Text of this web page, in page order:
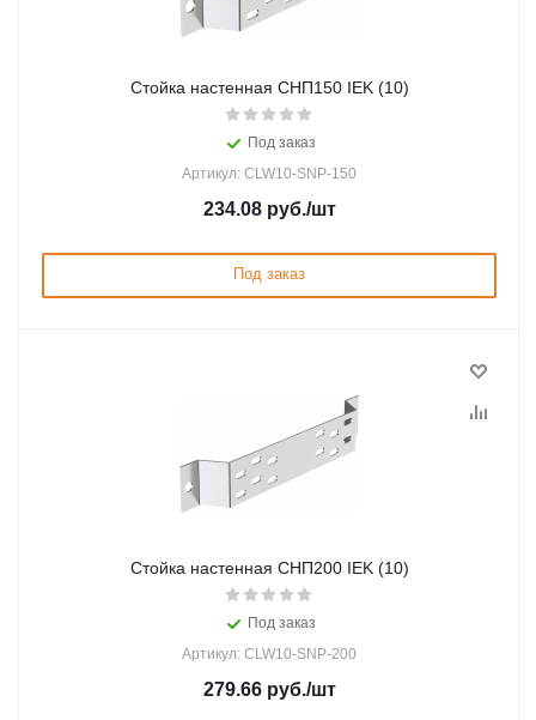
Стойка настенная СНП150 IEK (10)
Под заказ
Артикул: CLW10-SNP-150
234.08руб./шт
Под заказ
Стойка настенная СНП200 IEK (10)
Под заказ
Артикул: CLW10-SNP-200
279.66руб./шт